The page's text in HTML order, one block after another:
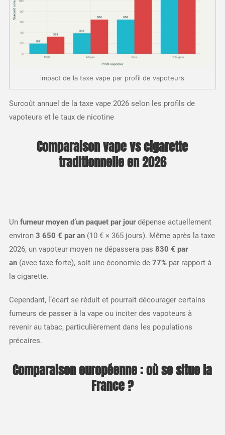
impact de la taxe vape par profil de vapoteurs
Surcoût annuel de la taxe vape 2026 selon les profils de
vapoteurs et le taux de nicotine
Comparaison vape vs cigarette
traditionnelle en 2026
Un fumeur moyen d’un paquet par jourdépense actuellement
environ 3 650 € par an(10 € × 365 jours). Même après la taxe
2026, un vapoteur moyen ne dépassera pas 830 € par
an(avec taxe forte), soit une économie de 77%par rapport à
la cigarette.​
Cependant, l’écart se réduit et pourrait décourager certains
fumeurs de passer à la vape ou inciter des vapoteurs à
revenir au tabac, particulièrement dans les populations
précaires.​
Comparaison européenne : où se situe la
France ?